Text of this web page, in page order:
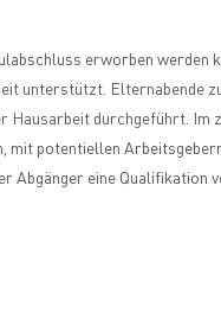
erworben werden
unterstützt. Elternabende
Hausarbeit durchgeführt. Im
mit potentiellen
Abgänger eine Qualifikation